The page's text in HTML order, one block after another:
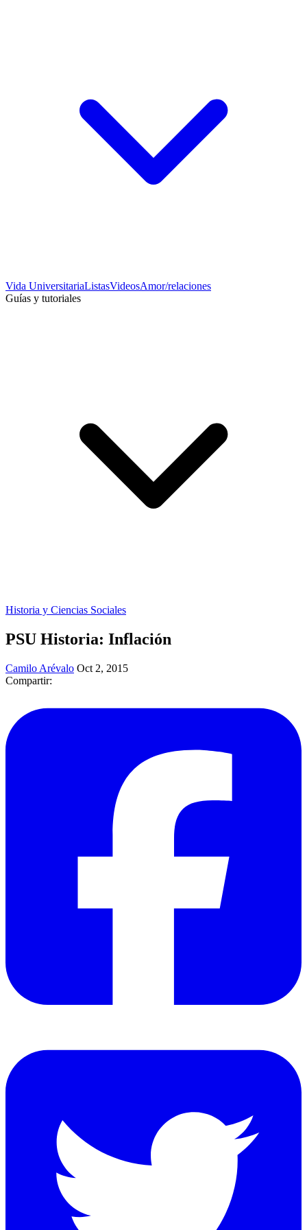
Vida UniversitariaListasVideosAmor/relaciones
Guías y tutoriales
Historia y Ciencias Sociales
PSU Historia: Inflación
Camilo Arévalo Oct 2, 2015
Compartir: